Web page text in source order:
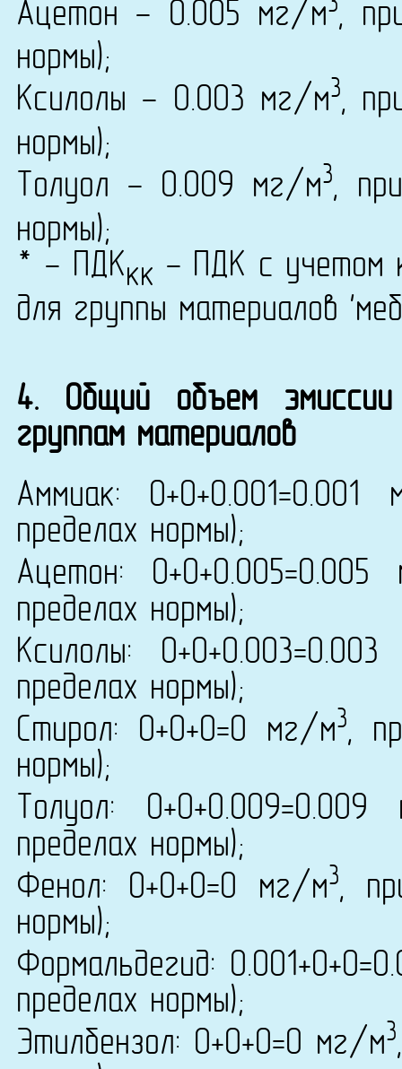
Ацетон - 0.005 мг/м ,
нормы);
Ксилолы - 0.003 мг/м3,
нормы);
Толуол - 0.009 мг/м3,
нормы);
* - ПДКкк - ПДК с учетом
для группы материалов
4. Общий объем
группам материалов
Аммиак: 0+0+0.001=0.001
пределах нормы);
Ацетон:
пределах нормы);
Ксилолы:
пределах нормы);
Стирол: 0+0+0=0 мг/м3,
нормы);
Толуол:
пределах нормы);
Фенол: 0+0+0=0 мг/м3,
нормы);
Формальдегид:
пределах нормы);
Этилбензол: 0+0+0=0 мг/м3